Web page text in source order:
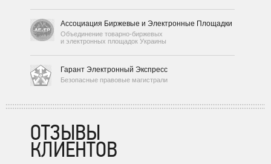
Ассоциация Биржевые и Электронные Площадки
Объединение товарно-биржевых
и электронных площадок Украины
Гарант Электронный Экспресс
Безопасные правовые магистрали
ОТЗЫВЫ
КЛИЕНТОВ